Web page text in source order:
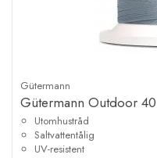
Gütermann
Gütermann Outdoor
Utomhustråd
Saltvattentålig
UV-resistent